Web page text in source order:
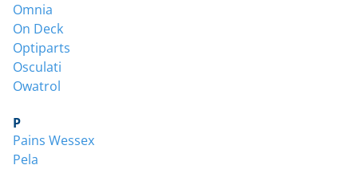
Omnia
On Deck
Optiparts
Osculati
Owatrol
P
Pains Wessex
Pela